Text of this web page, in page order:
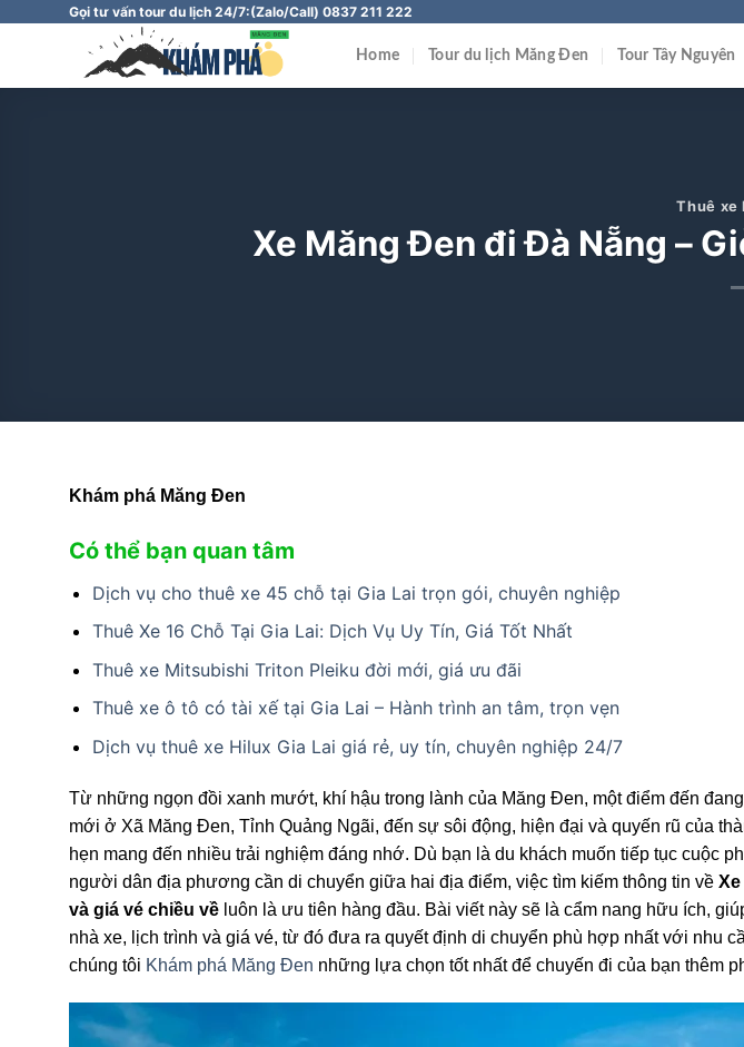
Gọi tư vấn tour du lịch 24/7:(Zalo/Call) 0837 211 222
Home Tour du lịch Măng Đen Tour Tây Nguyên
Thuê xe
Xe Măng Đen đi Đà Nẵng –
Khám phá Măng Đen
Có thể bạn quan tâm
Dịch vụ cho thuê xe 45 chỗ tại Gia Lai trọn gói, chuyên nghiệp
Thuê Xe 16 Chỗ Tại Gia Lai: Dịch Vụ Uy Tín, Giá Tốt Nhất
Thuê xe Mitsubishi Triton Pleiku đời mới, giá ưu đãi
Thuê xe ô tô có tài xế tại Gia Lai – Hành trình an tâm, trọn vẹn
Dịch vụ thuê xe Hilux Gia Lai giá rẻ, uy tín, chuyên nghiệp 24/7
Từ những ngọn đồi xanh mướt, khí hậu trong lành của Măng Đen, một điểm đến
mới ở Xã Măng Đen, Tỉnh Quảng Ngãi, đến sự sôi động, hiện đại và quyến rũ của
hẹn mang đến nhiều trải nghiệm đáng nhớ. Dù bạn là du khách muốn tiếp tục cuộc
người dân địa phương cần di chuyển giữa hai địa điểm, việc tìm kiếm thông tin về
và giá vé chiều về luôn là ưu tiên hàng đầu. Bài viết này sẽ là cẩm nang hữu ích,
nhà xe, lịch trình và giá vé, từ đó đưa ra quyết định di chuyển phù hợp nhất với nhu
chúng tôi Khám phá Măng Đen những lựa chọn tốt nhất để chuyến đi của bạn thêm